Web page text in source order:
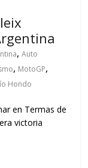
,Auto
, MotoGP,
Hondo
en Termas de
victoria